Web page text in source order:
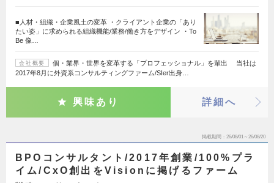
■人材・組織・企業風土の変革 ・クライアント企業の「あり
たい姿」に求められる組織機能/業務/働き方をデザイン ・To
Be 像…
会社概要
個・業界・世界を変革する「プロフェッショナル」を輩出 当社は
2017年8月に外資系コンサルティングファーム/SIer出身…
興味あり 詳細へ
掲載期間 26/08/01～26/08/20
BPOコンサルタント/2017年創業/100%プラ
イム/CxO創出をVisionに掲げるファーム